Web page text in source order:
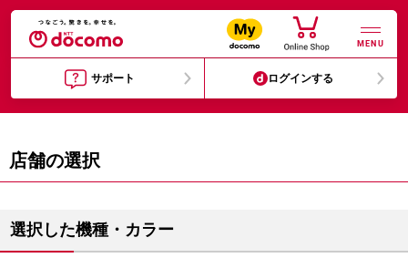
MENU
サポート ログインする
店舗の選択
選択した機種・カラー